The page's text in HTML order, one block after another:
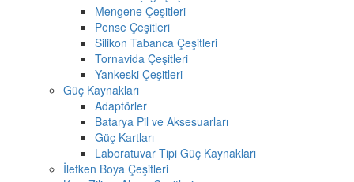
Mengene Çeşitleri
Pense Çeşitleri
Silikon Tabanca Çeşitleri
Tornavida Çeşitleri
Yankeski Çeşitleri
Güç Kaynakları
Adaptörler
Batarya Pil ve Aksesuarları
Güç Kartları
Laboratuvar Tipi Güç Kaynakları
İletken Boya Çeşitleri